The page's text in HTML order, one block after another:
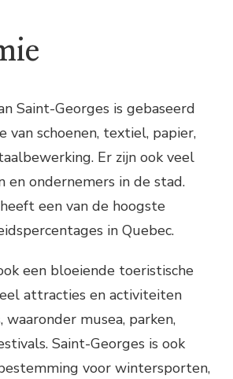
Saint-Georges is gebaseerd
van schoenen, textiel, papier,
Er zijn ook veel
en ondernemers in de stad.
een van de hoogste
in Quebec.
een bloeiende toeristische
attracties en activiteiten
waaronder musea, parken,
Saint-Georges is ook
voor wintersporten,